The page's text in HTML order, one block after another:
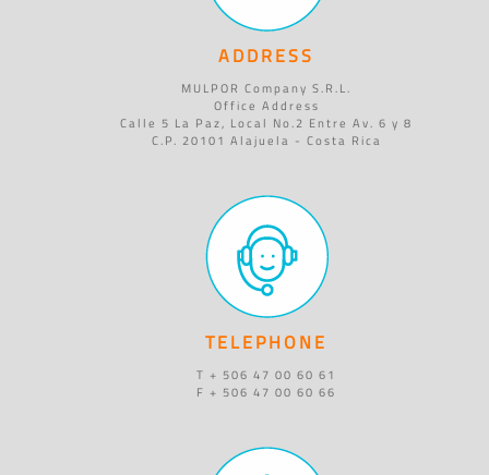
ADDRESS
MULPOR Company S.R.L.
Office Address
Calle 5 La Paz, Local No.2 Entre Av. 6 y 8
C.P. 20101 Alajuela - Costa Rica
TELEPHONE
T + 506 47 00 60 61
F + 506 47 00 60 66